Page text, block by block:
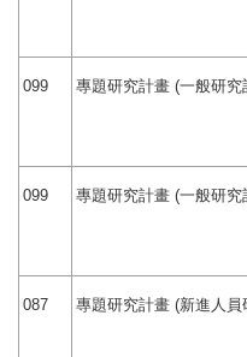
099 專題研究計畫 (一般研究
099 專題研究計畫 (一般研究
087 專題研究計畫 (新進人